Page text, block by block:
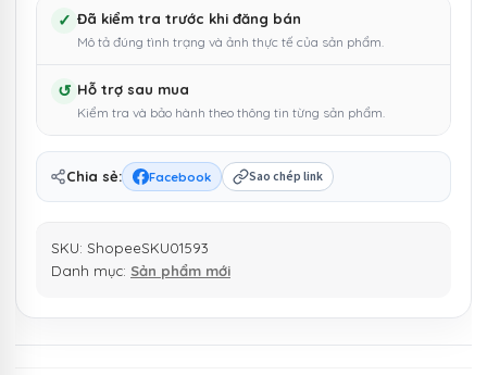
✓ Đã kiểm tra trước khi đăng bán
Mô tả đúng tình trạng và ảnh thực tế của sản phẩm.
↺ Hỗ trợ sau mua
Kiểm tra và bảo hành theo thông tin từng sản phẩm.
Chia sẻ: Facebook Sao chép link
SKU: ShopeeSKU01593
Danh mục: Sản phẩm mới